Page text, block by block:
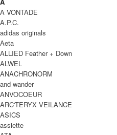
すべて
WOMEN
WOMEN ALL ITEM
/ ワ
SKIRT
BOTTOMS
/ ボト
/ アウター
/ オ
MEN
MEN ALL ITEM
A VONTADE
A.P.C.
adidas originals
Aeta
ALLIED Feather + Down
ALWEL
ANACHRONORM
and wander
ANVOCOEUR
ARC'TERYX VEILANCE
ASICS
assiette